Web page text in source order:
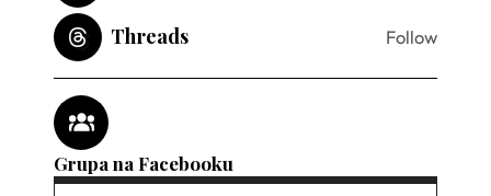
Threads Follow
Grupa na Facebooku